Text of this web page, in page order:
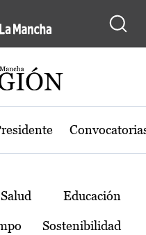
de Castilla-La
Salud Educación
Sostenibilidad